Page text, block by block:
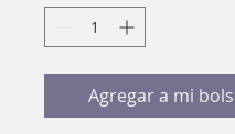
Agregar a mi